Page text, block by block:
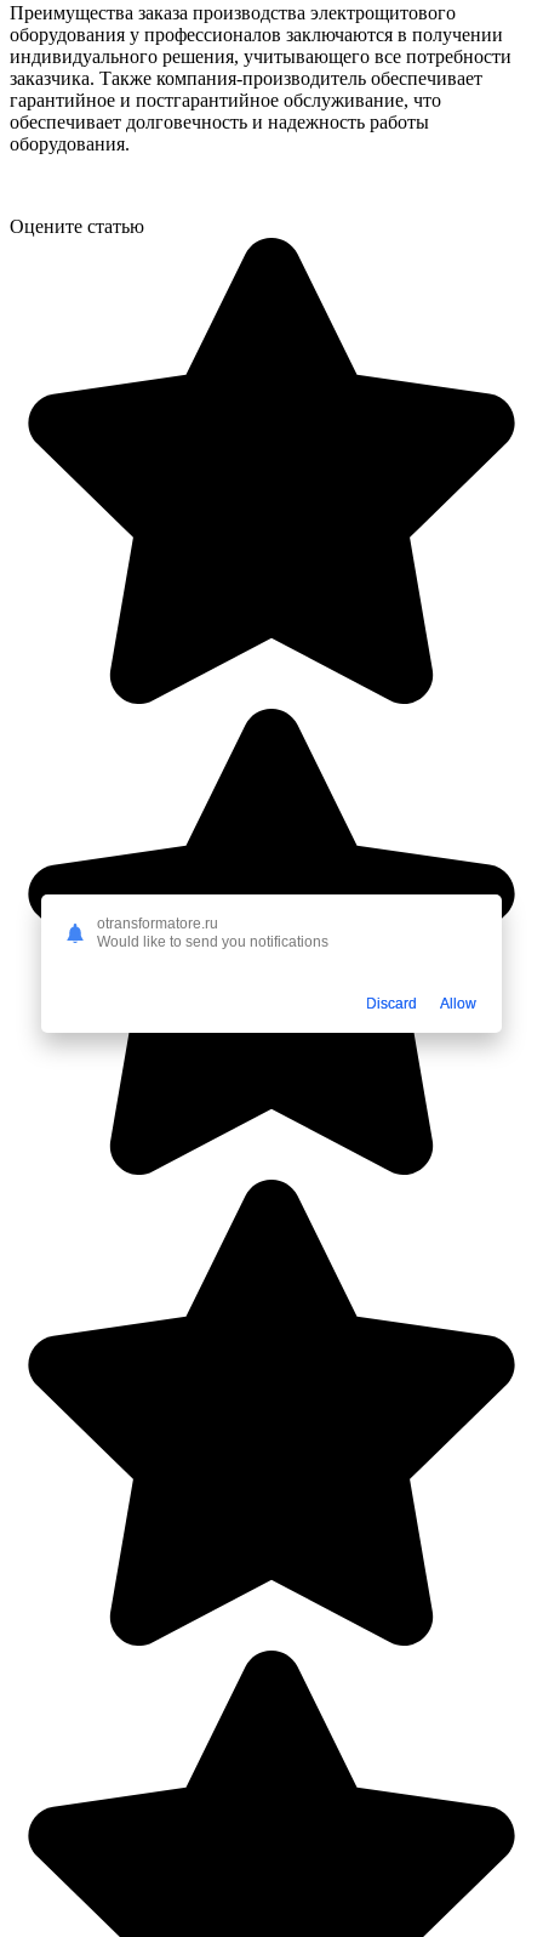
Преимущества заказа производства электрощитового
оборудования у профессионалов заключаются в получении
индивидуального решения, учитывающего все потребности
заказчика. Также компания-производитель обеспечивает
гарантийное и постгарантийное обслуживание, что
обеспечивает долговечность и надежность работы
оборудования.
Оцените статью
otransformatore.ru
Would like to send you notifications
Discard Allow